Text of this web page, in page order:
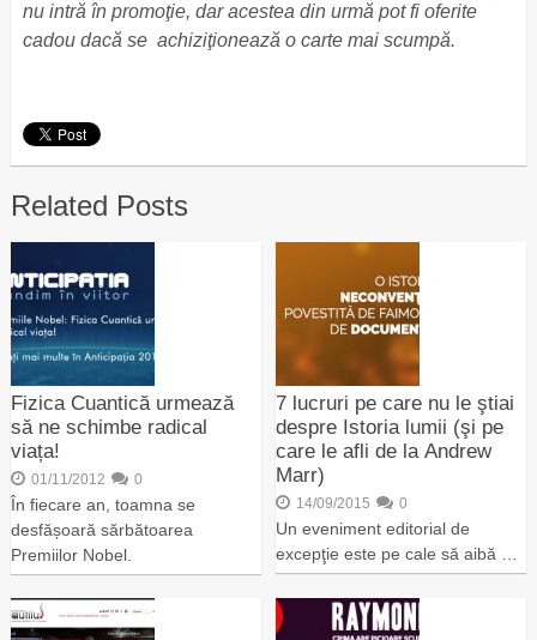
nu intră în promoţie, dar acestea din urmă pot fi oferite
cadou dacă se achiziţionează o carte mai scumpă.
Related Posts
Fizica Cuantică urmează
să ne schimbe radical
viața!
01/11/2012 0
În fiecare an, toamna se
desfășoară sărbătoarea
Premiilor Nobel.
7 lucruri pe care nu le ştiai
despre Istoria lumii (şi pe
care le afli de la Andrew
Marr)
14/09/2015 0
Un eveniment editorial de
excepţie este pe cale să aibă …